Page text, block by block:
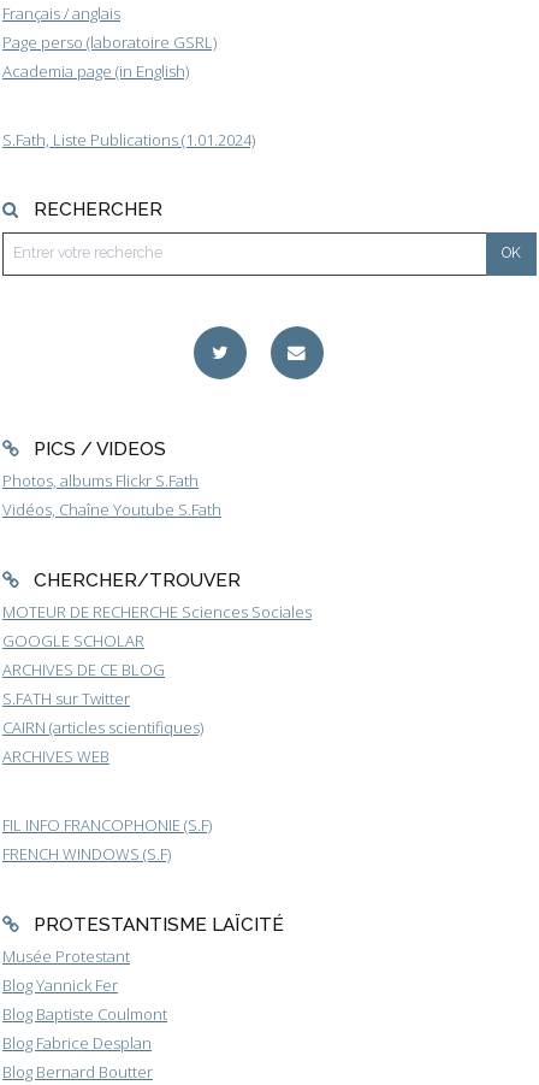
Français / anglais
Page perso (laboratoire GSRL)
Academia page (in English)
S.Fath, Liste Publications (1.01.2024)
RECHERCHER
PICS / VIDEOS
Photos, albums Flickr S.Fath
Vidéos, Chaîne Youtube S.Fath
CHERCHER/TROUVER
MOTEUR DE RECHERCHE Sciences Sociales
GOOGLE SCHOLAR
ARCHIVES DE CE BLOG
S.FATH sur Twitter
CAIRN (articles scientifiques)
ARCHIVES WEB
FIL INFO FRANCOPHONIE (S.F)
FRENCH WINDOWS (S.F)
PROTESTANTISME LAÏCITÉ
Musée Protestant
Blog Yannick Fer
Blog Baptiste Coulmont
Blog Fabrice Desplan
Blog Bernard Boutter